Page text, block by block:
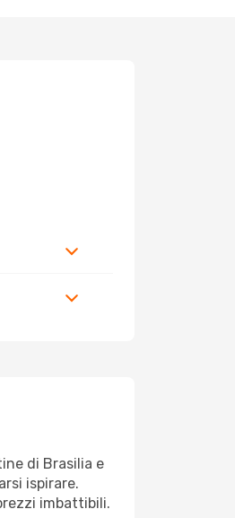
di Brasilia e
ispirare.
imbattibili.